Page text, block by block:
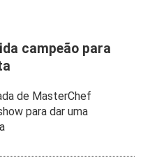
campeão para
de MasterChef
para dar uma